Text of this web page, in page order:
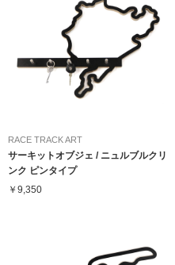
RACE TRACK ART
サーキットオブジェ / ニュルブルクリ
ンク ピンタイプ
￥9,350